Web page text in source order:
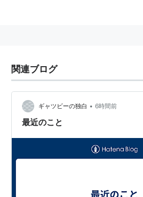
い‐み【意味】
ある表現に対応し、それによ
ある言語形式によって示さ
容。または、その指し表し
言語・作品・行為など、何
て表され、またそこから
いのか?が分らない」
関連ブログ
ギャツビーの独白 • 6時間前
最近のこと